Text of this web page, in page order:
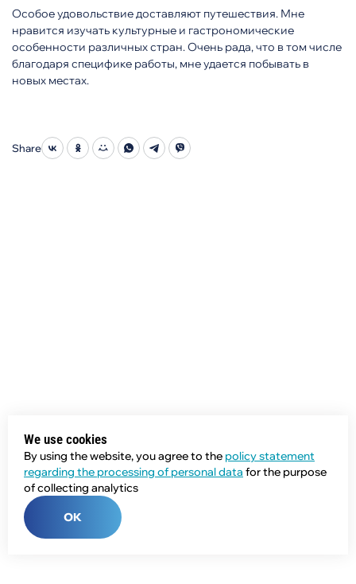
Особое удовольствие доставляют путешествия. Мне
нравится изучать культурные и гастрономические
особенности различных стран. Очень рада, что в том числе
благодаря специфике работы, мне удается побывать в
новых местах.
Share
We use cookies
By using the website, you agree to the policy statement
regarding the processing of personal data for the purpose
of collecting analytics
OK